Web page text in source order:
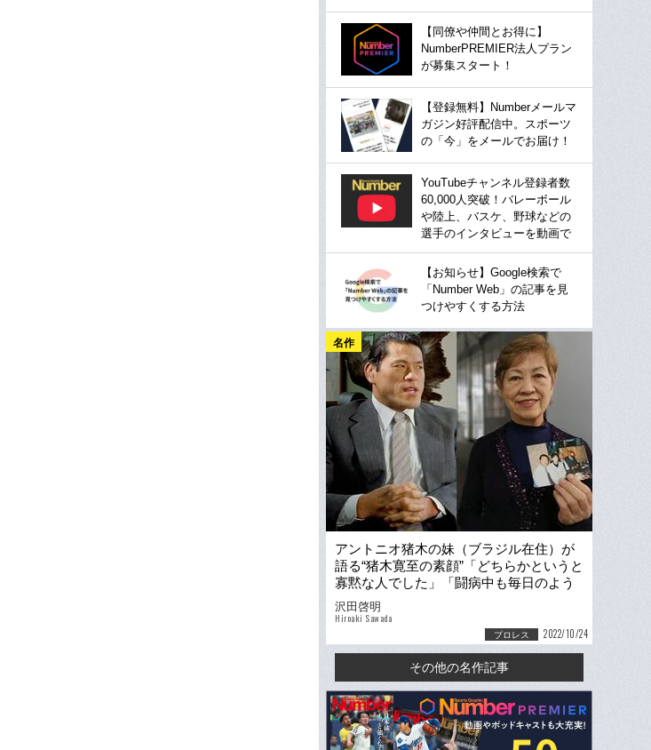
【同僚や仲間とお得に】
NumberPREMIER法人プラン
が募集スタート！
【登録無料】Numberメールマ
ガジン好評配信中。スポーツ
の「今」をメールでお届け！
YouTubeチャンネル登録者数
60,000人突破！バレーボール
や陸上、バスケ、野球などの
選手のインタビューを動画で
【お知らせ】Google検索で
「Number Web」の記事を見
つけやすくする方法
名作
アントニオ猪木の妹（ブラジル在住）が
語る“猪木寛至の素顔”「どちらかというと
寡黙な人でした」「闘病中も毎日のよう
に電話を…」
沢田啓明
Hiroaki Sawada
プロレス 2022/10/24
その他の名作記事